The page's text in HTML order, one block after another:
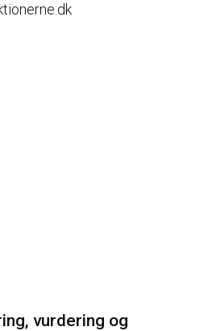
vurdering og